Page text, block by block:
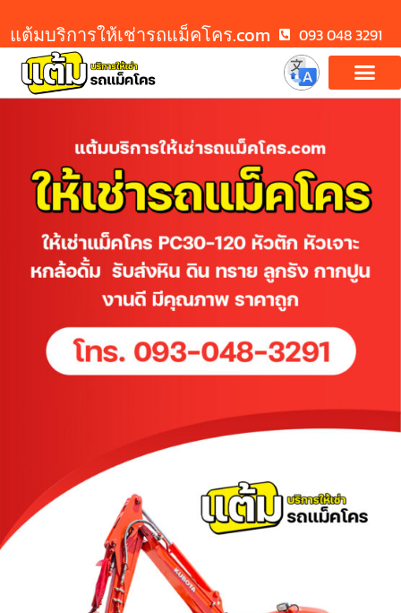
แต้มบริการให้เช่ารถแม็คโคร.com 093 048 3291